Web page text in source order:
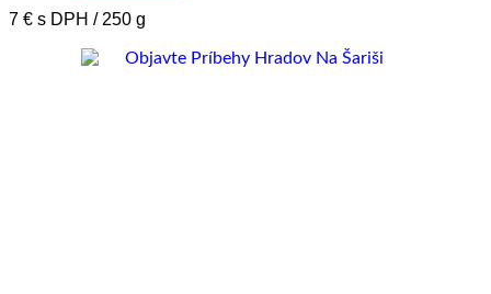
7 € s DPH / 250 g